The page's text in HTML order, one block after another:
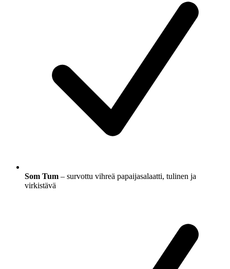
Som Tum – survottu vihreä papaijasalaatti, tulinen ja
virkistävä